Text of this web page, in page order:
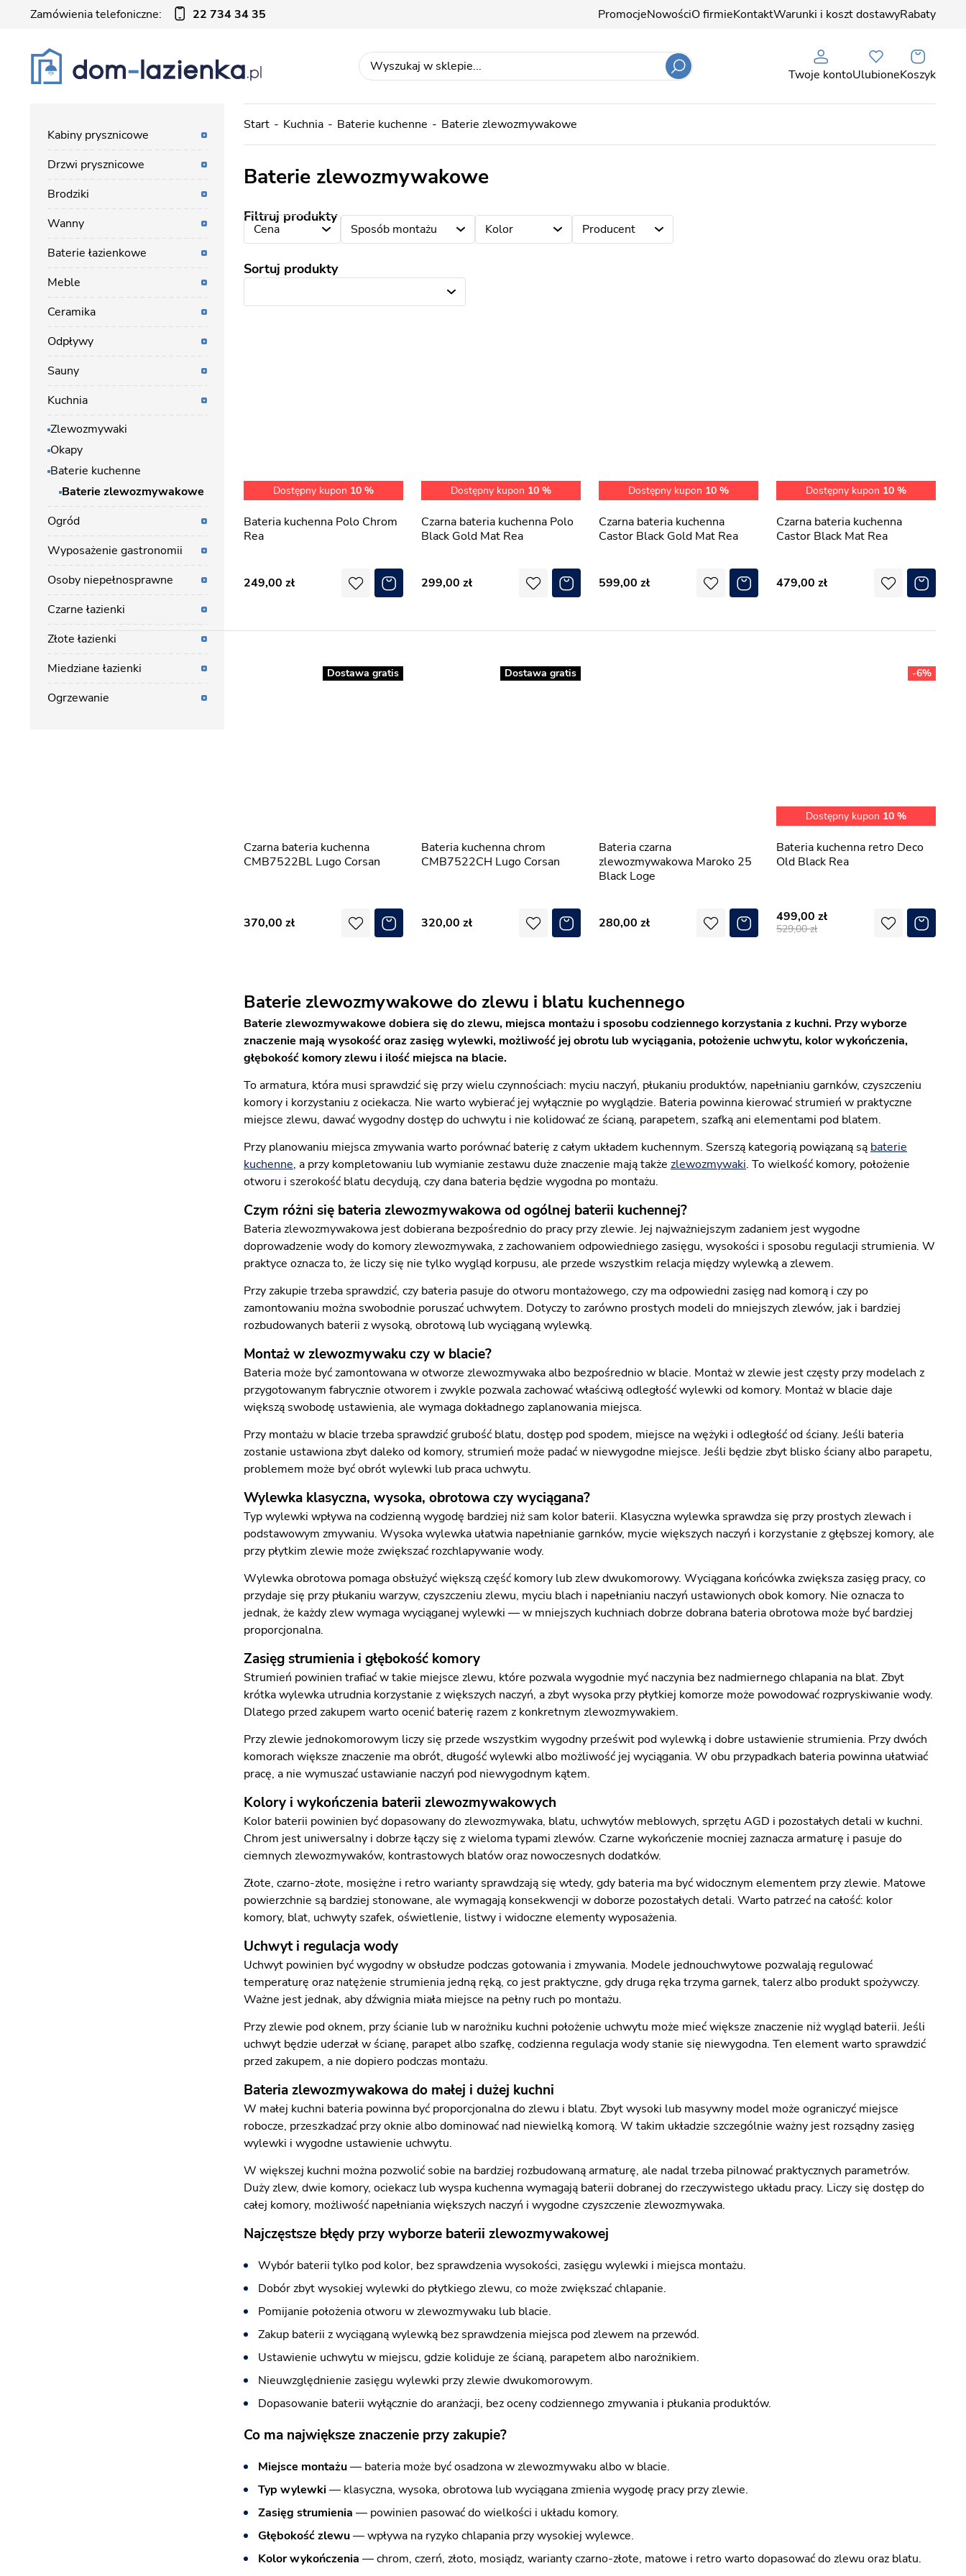
Zamówienia telefoniczne: 22 734 34 35 PromocjeNowościO firmieKontaktWarunki i koszt dostawyRabaty
Twoje kontoUlubioneKoszyk
Start Kuchnia Baterie kuchenne Baterie zlewozmywakowe
Baterie zlewozmywakowe
Baterie zlewozmywakowe do zlewu i blatu kuchennego
Baterie zlewozmywakowe dobiera się do zlewu, miejsca montażu i sposobu codziennego korzystania z kuchni. Przy wyborze
znaczenie mają wysokość oraz zasięg wylewki, możliwość jej obrotu lub wyciągania, położenie uchwytu, kolor wykończenia,
głębokość komory zlewu i ilość miejsca na blacie.
To armatura, która musi sprawdzić się przy wielu czynnościach: myciu naczyń, płukaniu produktów, napełnianiu garnków, czyszczeniu
komory i korzystaniu z ociekacza. Nie warto wybierać jej wyłącznie po wyglądzie. Bateria powinna kierować strumień w praktyczne
miejsce zlewu, dawać wygodny dostęp do uchwytu i nie kolidować ze ścianą, parapetem, szafką ani elementami pod blatem.
Przy planowaniu miejsca zmywania warto porównać baterię z całym układem kuchennym. Szerszą kategorią powiązaną są baterie
kuchenne, a przy kompletowaniu lub wymianie zestawu duże znaczenie mają także zlewozmywaki. To wielkość komory, położenie
otworu i szerokość blatu decydują, czy dana bateria będzie wygodna po montażu.
Czym różni się bateria zlewozmywakowa od ogólnej baterii kuchennej?
Bateria zlewozmywakowa jest dobierana bezpośrednio do pracy przy zlewie. Jej najważniejszym zadaniem jest wygodne
doprowadzenie wody do komory zlewozmywaka, z zachowaniem odpowiedniego zasięgu, wysokości i sposobu regulacji strumienia. W
praktyce oznacza to, że liczy się nie tylko wygląd korpusu, ale przede wszystkim relacja między wylewką a zlewem.
Przy zakupie trzeba sprawdzić, czy bateria pasuje do otworu montażowego, czy ma odpowiedni zasięg nad komorą i czy po
zamontowaniu można swobodnie poruszać uchwytem. Dotyczy to zarówno prostych modeli do mniejszych zlewów, jak i bardziej
rozbudowanych baterii z wysoką, obrotową lub wyciąganą wylewką.
Montaż w zlewozmywaku czy w blacie?
Bateria może być zamontowana w otworze zlewozmywaka albo bezpośrednio w blacie. Montaż w zlewie jest częsty przy modelach z
przygotowanym fabrycznie otworem i zwykle pozwala zachować właściwą odległość wylewki od komory. Montaż w blacie daje
większą swobodę ustawienia, ale wymaga dokładnego zaplanowania miejsca.
Przy montażu w blacie trzeba sprawdzić grubość blatu, dostęp pod spodem, miejsce na wężyki i odległość od ściany. Jeśli bateria
zostanie ustawiona zbyt daleko od komory, strumień może padać w niewygodne miejsce. Jeśli będzie zbyt blisko ściany albo parapetu,
problemem może być obrót wylewki lub praca uchwytu.
Wylewka klasyczna, wysoka, obrotowa czy wyciągana?
Typ wylewki wpływa na codzienną wygodę bardziej niż sam kolor baterii. Klasyczna wylewka sprawdza się przy prostych zlewach i
podstawowym zmywaniu. Wysoka wylewka ułatwia napełnianie garnków, mycie większych naczyń i korzystanie z głębszej komory, ale
przy płytkim zlewie może zwiększać rozchlapywanie wody.
Wylewka obrotowa pomaga obsłużyć większą część komory lub zlew dwukomorowy. Wyciągana końcówka zwiększa zasięg pracy, co
przydaje się przy płukaniu warzyw, czyszczeniu zlewu, myciu blach i napełnianiu naczyń ustawionych obok komory. Nie oznacza to
jednak, że każdy zlew wymaga wyciąganej wylewki — w mniejszych kuchniach dobrze dobrana bateria obrotowa może być bardziej
proporcjonalna.
Zasięg strumienia i głębokość komory
Strumień powinien trafiać w takie miejsce zlewu, które pozwala wygodnie myć naczynia bez nadmiernego chlapania na blat. Zbyt
krótka wylewka utrudnia korzystanie z większych naczyń, a zbyt wysoka przy płytkiej komorze może powodować rozpryskiwanie wody.
Dlatego przed zakupem warto ocenić baterię razem z konkretnym zlewozmywakiem.
Przy zlewie jednokomorowym liczy się przede wszystkim wygodny prześwit pod wylewką i dobre ustawienie strumienia. Przy dwóch
komorach większe znaczenie ma obrót, długość wylewki albo możliwość jej wyciągania. W obu przypadkach bateria powinna ułatwiać
pracę, a nie wymuszać ustawianie naczyń pod niewygodnym kątem.
Kolory i wykończenia baterii zlewozmywakowych
Kolor baterii powinien być dopasowany do zlewozmywaka, blatu, uchwytów meblowych, sprzętu AGD i pozostałych detali w kuchni.
Chrom jest uniwersalny i dobrze łączy się z wieloma typami zlewów. Czarne wykończenie mocniej zaznacza armaturę i pasuje do
ciemnych zlewozmywaków, kontrastowych blatów oraz nowoczesnych dodatków.
Złote, czarno-złote, mosiężne i retro warianty sprawdzają się wtedy, gdy bateria ma być widocznym elementem przy zlewie. Matowe
powierzchnie są bardziej stonowane, ale wymagają konsekwencji w doborze pozostałych detali. Warto patrzeć na całość: kolor
komory, blat, uchwyty szafek, oświetlenie, listwy i widoczne elementy wyposażenia.
Uchwyt i regulacja wody
Uchwyt powinien być wygodny w obsłudze podczas gotowania i zmywania. Modele jednouchwytowe pozwalają regulować
temperaturę oraz natężenie strumienia jedną ręką, co jest praktyczne, gdy druga ręka trzyma garnek, talerz albo produkt spożywczy.
Ważne jest jednak, aby dźwignia miała miejsce na pełny ruch po montażu.
Przy zlewie pod oknem, przy ścianie lub w narożniku kuchni położenie uchwytu może mieć większe znaczenie niż wygląd baterii. Jeśli
uchwyt będzie uderzał w ścianę, parapet albo szafkę, codzienna regulacja wody stanie się niewygodna. Ten element warto sprawdzić
przed zakupem, a nie dopiero podczas montażu.
Bateria zlewozmywakowa do małej i dużej kuchni
W małej kuchni bateria powinna być proporcjonalna do zlewu i blatu. Zbyt wysoki lub masywny model może ograniczyć miejsce
robocze, przeszkadzać przy oknie albo dominować nad niewielką komorą. W takim układzie szczególnie ważny jest rozsądny zasięg
wylewki i wygodne ustawienie uchwytu.
W większej kuchni można pozwolić sobie na bardziej rozbudowaną armaturę, ale nadal trzeba pilnować praktycznych parametrów.
Duży zlew, dwie komory, ociekacz lub wyspa kuchenna wymagają baterii dobranej do rzeczywistego układu pracy. Liczy się dostęp do
całej komory, możliwość napełniania większych naczyń i wygodne czyszczenie zlewozmywaka.
Najczęstsze błędy przy wyborze baterii zlewozmywakowej
Wybór baterii tylko pod kolor, bez sprawdzenia wysokości, zasięgu wylewki i miejsca montażu.
Dobór zbyt wysokiej wylewki do płytkiego zlewu, co może zwiększać chlapanie.
Pomijanie położenia otworu w zlewozmywaku lub blacie.
Zakup baterii z wyciąganą wylewką bez sprawdzenia miejsca pod zlewem na przewód.
Ustawienie uchwytu w miejscu, gdzie koliduje ze ścianą, parapetem albo narożnikiem.
Nieuwzględnienie zasięgu wylewki przy zlewie dwukomorowym.
Dopasowanie baterii wyłącznie do aranżacji, bez oceny codziennego zmywania i płukania produktów.
Co ma największe znaczenie przy zakupie?
Miejsce montażu— bateria może być osadzona w zlewozmywaku albo w blacie.
Typ wylewki— klasyczna, wysoka, obrotowa lub wyciągana zmienia wygodę pracy przy zlewie.
Zasięg strumienia — powinien pasować do wielkości i układu komory.
Głębokość zlewu— wpływa na ryzyko chlapania przy wysokiej wylewce.
Kolor wykończenia — chrom, czerń, złoto, mosiądz, warianty czarno-złote, matowe i retro warto dopasować do zlewu oraz blatu.
Filtruj produkty
Cena Sposób montażu Kolor Producent
Sortuj produkty
Dostępny kupon 10 %
Bateria kuchenna Polo Chrom
Rea
249,00
Dostępny kupon 10 %
Czarna bateria kuchenna Polo
Black Gold Mat Rea
299,00
Dostępny kupon 10 %
Czarna bateria kuchenna
Castor Black Gold Mat Rea
599,00
Dostępny kupon 10 %
Czarna bateria kuchenna
Castor Black Mat Rea
479,00
Czarna bateria kuchenna
CMB7522BL Lugo Corsan
370,00
Dostawa gratis
Bateria kuchenna chrom
CMB7522CH Lugo Corsan
320,00
Dostawa gratis
Bateria czarna
zlewozmywakowa Maroko 25
Black Loge
280,00
Dostępny kupon 10 %
Bateria kuchenna retro Deco
Old Black Rea
499,00
529,00
-6%
Kabiny prysznicowe
Drzwi prysznicowe
Brodziki
Wanny
Baterie łazienkowe
Meble
Ceramika
Odpływy
Sauny
Kuchnia
Zlewozmywaki
Okapy
Baterie kuchenne
Baterie zlewozmywakowe
Ogród
Wyposażenie gastronomii
Osoby niepełnosprawne
Czarne łazienki
Złote łazienki
Miedziane łazienki
Ogrzewanie